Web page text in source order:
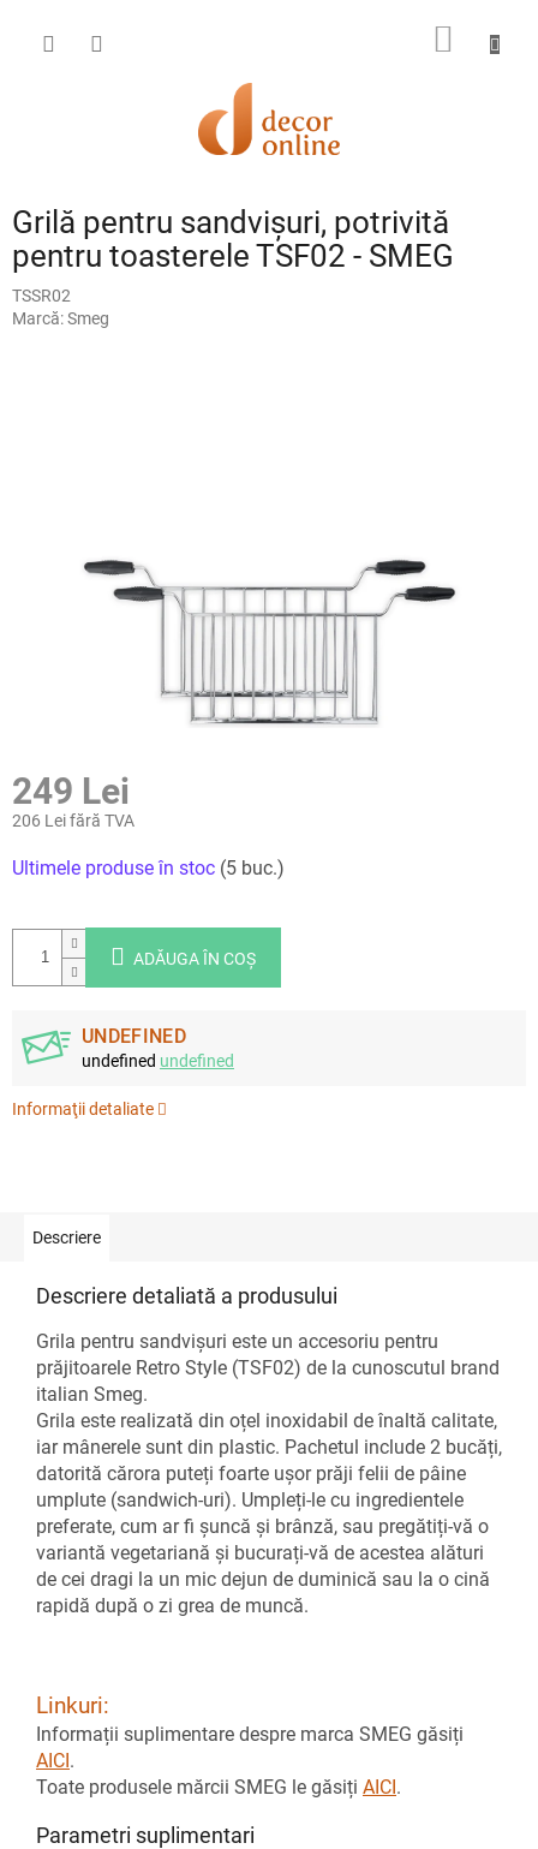
conținut
COŞ
Grilă pentru sandvișuri, potrivită
pentru toasterele TSF02 - SMEG
TSSR02
Marcă:Smeg
249 Lei
206 Lei fără TVA
preţ:
Ultimele produse în stoc (5 buc.)
ADĂUGA ÎN COŞ
UNDEFINED
undefined undefined
Informaţii detaliate
Descriere
Descriere detaliată a produsului
Grila pentru sandvișuri este un accesoriu pentru
prăjitoarele Retro Style (TSF02) de la cunoscutul brand
italian Smeg.
Grila este realizată din oțel inoxidabil de înaltă calitate,
iar mânerele sunt din plastic. Pachetul include 2 bucăți,
datorită cărora puteți foarte ușor prăji felii de pâine
umplute (sandwich-uri). Umpleți-le cu ingredientele
preferate, cum ar fi șuncă și brânză, sau pregătiți-vă o
variantă vegetariană și bucurați-vă de acestea alături
de cei dragi la un mic dejun de duminică sau la o cină
rapidă după o zi grea de muncă.
Linkuri:
Informații suplimentare despre marca SMEG găsiți
AICI.
Toate produsele mărcii SMEG le găsiți AICI.
Parametri suplimentari